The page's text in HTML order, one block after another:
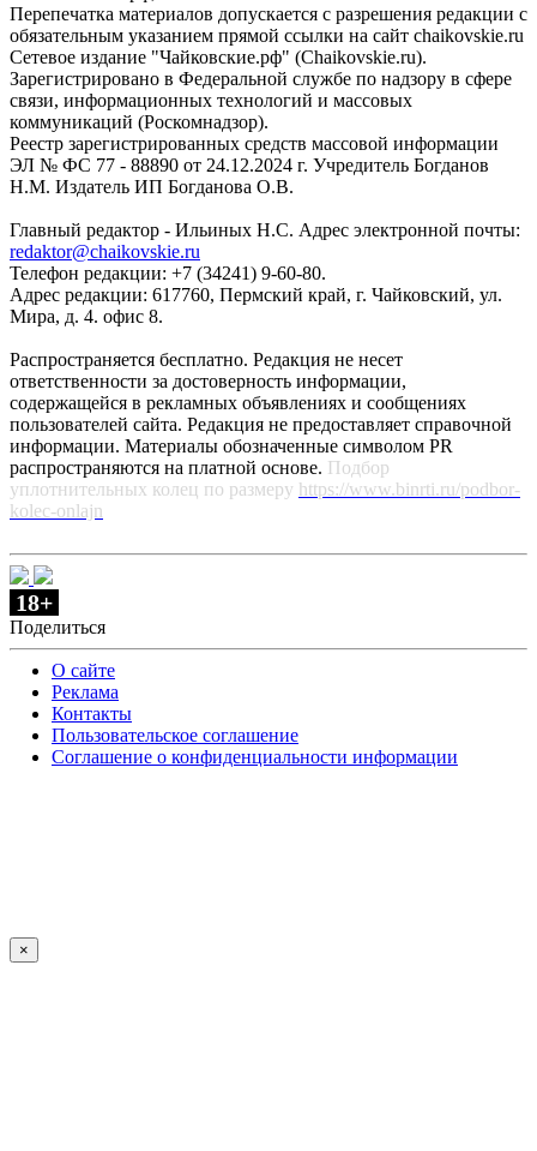
Перепечатка материалов допускается с разрешения редакции с
обязательным указанием прямой ссылки на сайт chaikovskie.ru
Сетевое издание "Чайковские.рф" (Chaikovskie.ru).
Зарегистрировано в Федеральной службе по надзору в сфере
связи, информационных технологий и массовых
коммуникаций (Роскомнадзор).
Реестр зарегистрированных средств массовой информации
ЭЛ № ФС 77 - 88890 от 24.12.2024 г. Учредитель Богданов
Н.М. Издатель ИП Богданова О.В.
Главный редактор - Ильиных Н.С. Адрес электронной почты:
redaktor@chaikovskie.ru
Телефон редакции: +7 (34241) 9-60-80.
Адрес редакции: 617760, Пермский край, г. Чайковский, ул.
Мира, д. 4. офис 8.
Распространяется бесплатно. Редакция не несет
ответственности за достоверность информации,
содержащейся в рекламных объявлениях и сообщениях
пользователей сайта. Редакция не предоставляет справочной
информации. Материалы обозначенные символом PR
распространяются на платной основе. Подбор
уплотнительных колец по размеру https://www.binrti.ru/podbor-
kolec-onlajn
18+
Поделиться
О сайте
Реклама
Контакты
Пользовательское соглашение
Соглашение о конфиденциальности информации
×